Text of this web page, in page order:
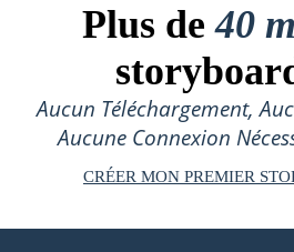
Plus de40
Aucun Téléchargement,
Aucune Connexion
CRÉER MON PREMIER